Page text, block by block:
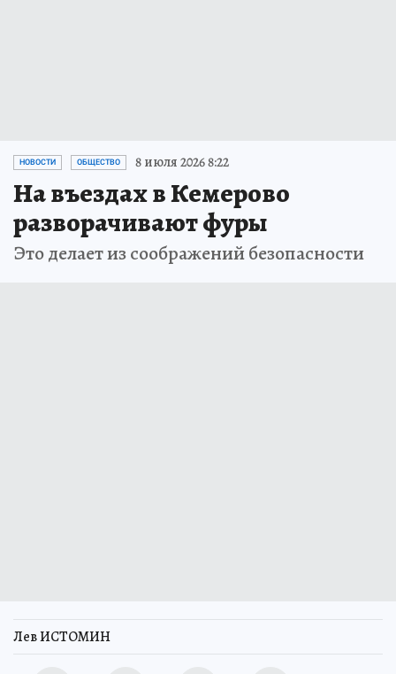
НОВОСТИ ОБЩЕСТВО 8 июля 2026 8:22
На въездах в Кемерово
разворачивают фуры
Это делает из соображений безопасности
Лев ИСТОМИН